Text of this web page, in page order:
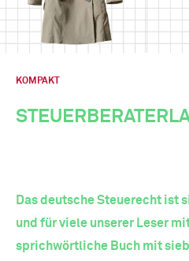
KOMPAKT
Das deutsche Steuerecht ist
und für viele unserer Leser
sprichwörtliche Buch mit